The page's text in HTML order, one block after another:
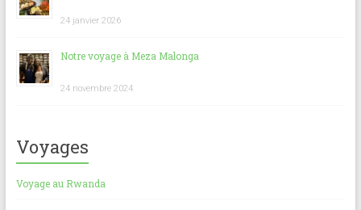
24 janvier 2026
Notre voyage à Meza Malonga
24 novembre 2024
Voyages
Voyage au Rwanda